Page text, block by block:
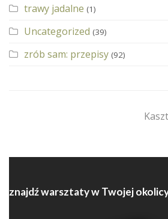
trawy jadalne (1)
Uncategorized (39)
zrób sam: przepisy (92)
next
znajdź warsztaty w Twojej